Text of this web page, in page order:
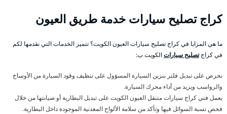
كراج تصليح سيارات خدمة طريق العيون
ما هي المزايا في كراج تصليح سيارات العيون الكويت؟ تتميز الخدمات التي نقدمها لكم
في كراجتصليح سياراتالكويت ب:
نحرص على تبديل فلتر بنزين السيارة المسؤول على تنظيف وقود السيارة من الأوساخ
والرواسب ويزيد من أداء محرك السيارة.
يعمل فني كراج سيارات متنقل العيون الكويت على تبديل البطارية أو صيانتها من خلال
فحص نسبة السوائل فيها وتأكد من سلامة الألواح المعدنية الموجودة داخل البطارية.